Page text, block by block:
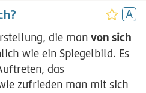
die man von sich
wie ein Spiegelbild. Es
das
zufrieden man mit sich